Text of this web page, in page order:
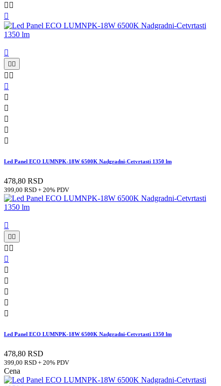
 



 






Led Panel ECO LUMNPK-18W 6500K Nadgradni-Cetvrtasti 1350 lm
478,80 RSD
399,00 RSD + 20% PDV


 






Led Panel ECO LUMNPK-18W 6500K Nadgradni-Cetvrtasti 1350 lm
478,80 RSD
399,00 RSD + 20% PDV
Cena